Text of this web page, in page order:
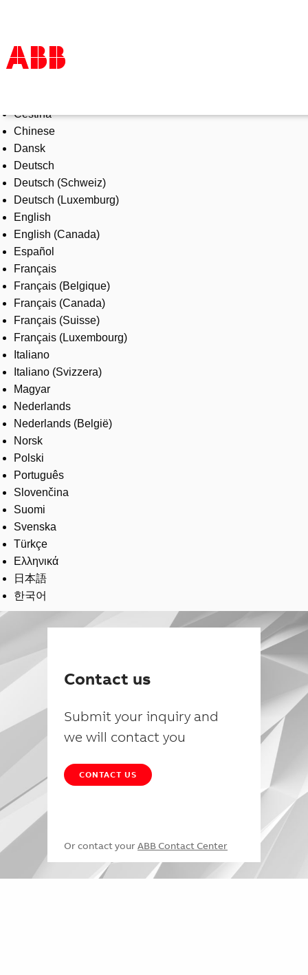
Products & Solutions
Industries
Services
About us
Where to buy
Contact us
Careers
Čeština
Chinese
Dansk
Deutsch
Deutsch (Schweiz)
Deutsch (Luxemburg)
English
English (Canada)
Español
Français
Français (Belgique)
Français (Canada)
Français (Suisse)
Français (Luxembourg)
Italiano
Italiano (Svizzera)
Magyar
Nederlands
Nederlands (België)
Norsk
Polski
Português
Slovenčina
Suomi
Svenska
Türkçe
Ελληνικά
日本語
한국어
Contact us
Submit your inquiry and
we will contact you
CONTACT US
Or contact your ABB Contact Center